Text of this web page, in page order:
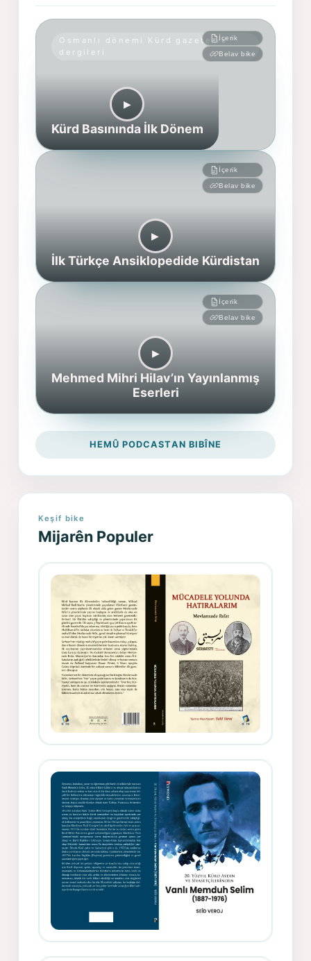
Osmanlı dönemi Kürd gazete ve
dergileri
İçerik
Belav bike
▶︎
Kürd Basınında İlk Dönem
İçerik
Belav bike
▶︎
İlk Türkçe Ansiklopedide Kürdistan
İçerik
Belav bike
▶︎
Mehmed Mihri Hilav’ın Yayınlanmış
Eserleri
HEMÛ PODCASTAN BIBÎNE
Keşif bike
Mijarên Populer
Rıfat - Seîd Veroj